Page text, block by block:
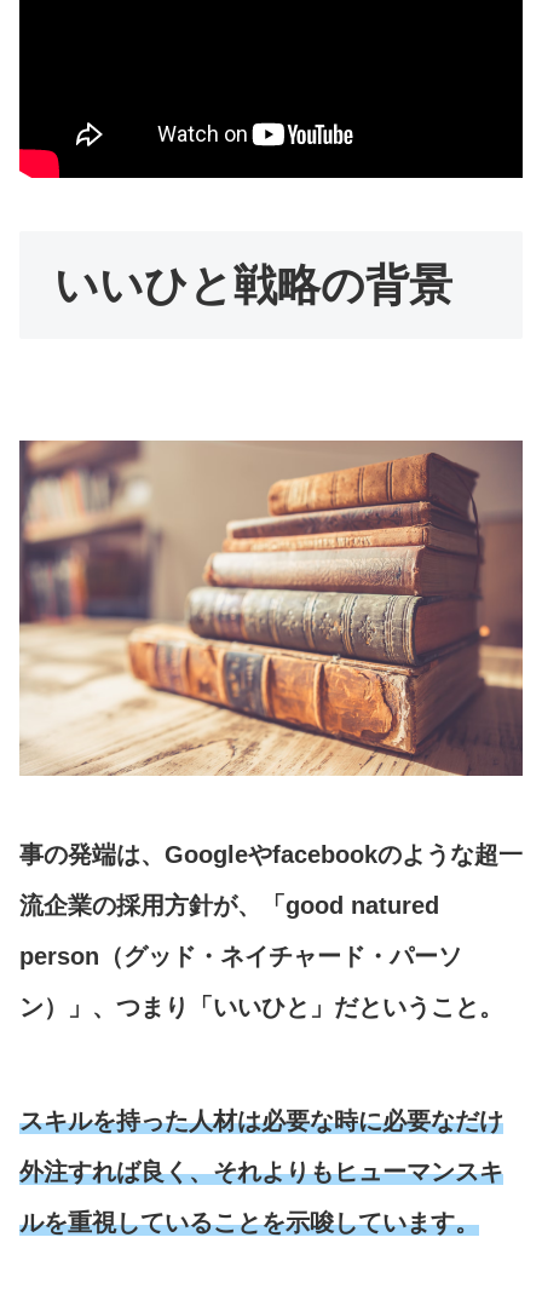
いいひと戦略の背景
事の発端は、Googleやfacebookのような超一
流企業の採用方針が、「good natured
person（グッド・ネイチャード・パーソ
ン）」、つまり「いいひと」だということ。
スキルを持った人材は必要な時に必要なだけ
外注すれば良く、それよりもヒューマンスキ
ルを重視していることを示唆しています。